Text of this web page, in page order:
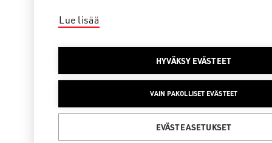
Lue lisää
HYVÄKSY EVÄSTEET
VAIN PAKOLLISET EVÄSTEET
EVÄSTEASETUKSET